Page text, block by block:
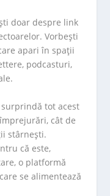
doar despre link
Vorbești
apari în spații
podcasturi,
tot acest
cât de
stârnești.
că este,
o platformă
se alimentează